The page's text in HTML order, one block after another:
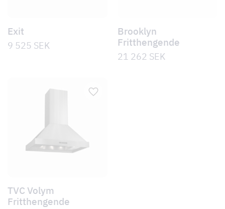
Exit
9 525 SEK
Brooklyn
Fritthengende
21 262 SEK
TVC Volym
Fritthengende